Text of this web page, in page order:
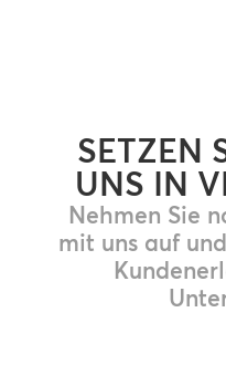
SETZEN
UNS IN
Nehmen Sie
mit uns auf